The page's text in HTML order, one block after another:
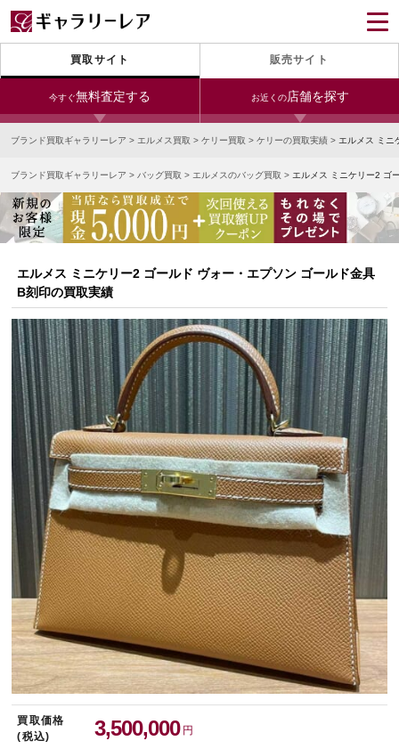
買取サイト 販売サイト
今すぐ無料査定する お近くの店舗を探す
24時間受付（対応時間10:00～19:00）
宅配買取を申し込む
無料の宅配キットをお届けします
今すぐ電話査定
受付時間 10:00～19:00
銀座本店 青山表参道店 新宿東口店
小田急新宿店 LAB東京 名古屋大須店
なんば店
中野ブロードウェイ
宅配買取を申し込む
無料の宅配キットをお届けします
ブランド買取ギャラリーレア > エルメス買取 > ケリー買取 > ケリーの買取実績 > エルメス ミニ
ブランド買取ギャラリーレア > バッグ買取 > エルメスのバッグ買取 > エルメス ミニケリー2 ゴ
エルメス ミニケリー2 ゴールド ヴォー・エプソン ゴールド金具
B刻印の買取実績
買取価格
(税込)
3,500,000 円